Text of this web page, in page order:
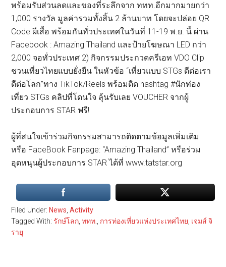
พร้อมรับส่วนลดและของที่ระลึกจาก ททท.อีกมากมายกว่า
1,000 รางวัล มูลค่ารวมทั้งสิ้น 2 ล้านบาท โดยจะปล่อย QR
Code ผีเสื้อ พร้อมกันทั่วประเทศในวันที่ 11-19 พ.ย. นี้ ผ่าน
Facebook : Amazing Thailand และป้ายโฆษณา LED กว่า
2,000 จอทั่วประเทศ 2) กิจกรรมประกวดครีเอท VDO Clip
ชวนเที่ยวไทยแบบยั่งยืน ในหัวข้อ “เที่ยวแบบ STGs ดีต่อเรา
ดีต่อโลก”ทาง TikTok/Reels พร้อมติด hashtag #นักท่อง
เที่ยว STGs คลิปที่โดนใจ ลุ้นรับเลย VOUCHER จากผู้
ประกอบการ STAR ฟรี!
ผู้ที่สนใจเข้าร่วมกิจกรรมสามารถติดตามข้อมูลเพิ่มเติม
หรือ FaceBook Fanpage: “Amazing Thailand” หรือร่วม
อุดหนุนผู้ประกอบการ STAR ได้ที่ www.tatstar.org
Filed Under: News,Activity
Tagged With: รักษ์โลก,ททท., การท่องเที่ยวแห่งประเทศไทย, เจมส์ จิ
รายุ